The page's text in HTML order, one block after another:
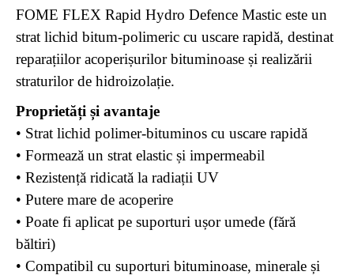
FOME FLEX Rapid Hydro Defence Mastic este un
strat lichid bitum-polimeric cu uscare rapidă, destinat
reparațiilor acoperișurilor bituminoase și realizării
straturilor de hidroizolație.
Proprietăți și avantaje
• Strat lichid polimer-bituminos cu uscare rapidă
• Formează un strat elastic și impermeabil
• Rezistență ridicată la radiații UV
• Putere mare de acoperire
• Poate fi aplicat pe suporturi ușor umede (fără
băltiri)
• Compatibil cu suporturi bituminoase, minerale și